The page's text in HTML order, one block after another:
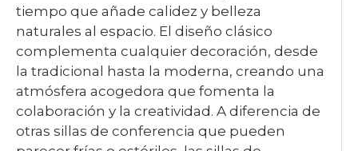
tiempo que añade calidez y belleza
naturales al espacio. El diseño clásico
complementa cualquier decoración, desde
la tradicional hasta la moderna, creando una
atmósfera acogedora que fomenta la
colaboración y la creatividad. A diferencia de
otras sillas de conferencia que pueden